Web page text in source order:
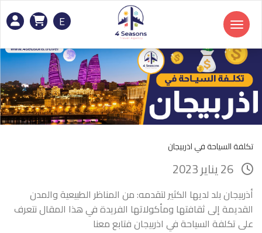
E Toggle navigation
تكلفة السياحة في اذربيجان
أذربيجان بلد لديها الكثير لتقدمه: من المناظر الطبيعية والمدن
القديمة إلى ثقافتها ومأكولاتها الفريدة في هذا المقال نتعرف
على تكلفة السياحة في اذربيجان فتابع معنا